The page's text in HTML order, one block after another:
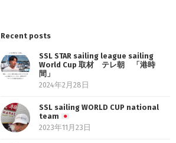
Recent posts
SSL STAR sailing league sailing
World Cup 取材 テレ朝 「港時
間」
2024年2月28日
SSL sailing WORLD CUP national
team
2023年11月23日